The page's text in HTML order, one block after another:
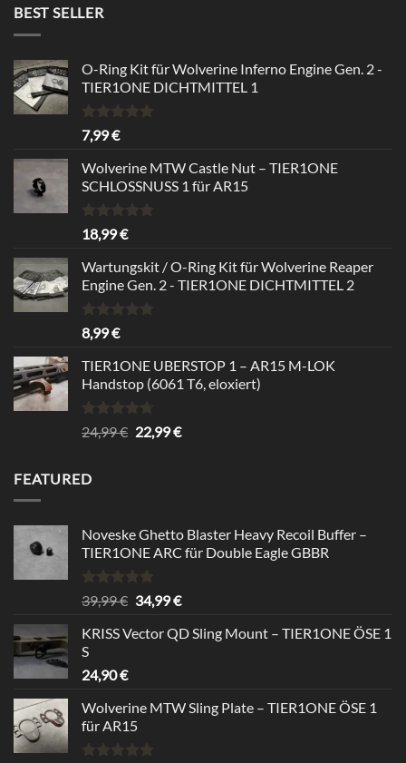
BEST SELLER
O-Ring Kit für Wolverine Inferno Engine Gen. 2 -
TIER1ONE DICHTMITTEL 1
Bewertet
mit
von 5
7,99€
Wolverine MTW Castle Nut – TIER1ONE
SCHLOSSNUSS 1 für AR15
Bewertet
mit
von 5
18,99€
Wartungskit / O-Ring Kit für Wolverine Reaper
Engine Gen. 2 - TIER1ONE DICHTMITTEL 2
Bewertet
mit
von 5
8,99€
TIER1ONE UBERSTOP 1 – AR15 M-LOK
Handstop (6061 T6, eloxiert)
Bewertet
mit
24,99€ Ursprünglicher
22,99€Aktueller
FEATURED
Noveske Ghetto Blaster Heavy Recoil Buffer –
TIER1ONE ARC für Double Eagle GBBR
Bewertet
mit
von 5
39,99€ Ursprünglicher
war:
34,99€Aktueller
ist:
KRISS Vector QD Sling Mount – TIER1ONE ÖSE 1
S
24,90€
Wolverine MTW Sling Plate – TIER1ONE ÖSE 1
für AR15